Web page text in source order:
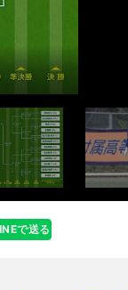
by Morita
Masashi
紹介記事＞＞
紹介記事＞＞
紹介記事＞＞
紹介記事＞＞
紹介記事＞＞
紹介記事＞＞
紹介記事＞＞
紹介記事＞＞
紹介記事＞＞
Masayoshi
紹介記事＞＞
Masashi
紹介記事＞＞
で送る